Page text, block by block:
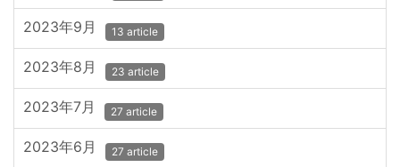
2023年9月 13 article
2023年8月 23 article
2023年7月 27 article
2023年6月 27 article